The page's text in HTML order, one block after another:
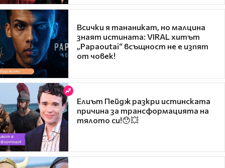
Всички я тананикат, но малцина
знаят истината: VIRAL хитът
„Papaoutai“ всъщност не е изпят
от човек!
Елиът Пейдж разкри истинската
причина за трансформацията на
тялото си!😯💥